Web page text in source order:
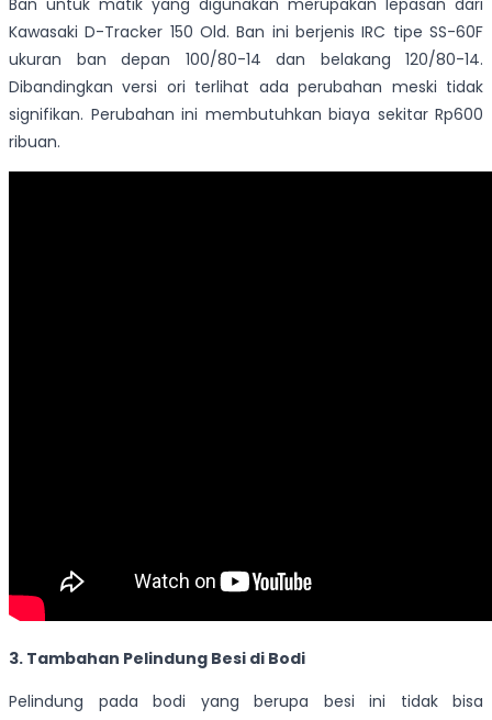
Kawasaki D-Tracker 150 Old. Ban ini berjenis IRC tipe SS-60F
ukuran ban depan 100/80-14 dan belakang 120/80-14.
Dibandingkan versi ori terlihat ada perubahan meski tidak
signifikan. Perubahan ini membutuhkan biaya sekitar Rp600
ribuan.
3. Tambahan Pelindung Besi di Bodi
Pelindung pada bodi yang berupa besi ini tidak bisa